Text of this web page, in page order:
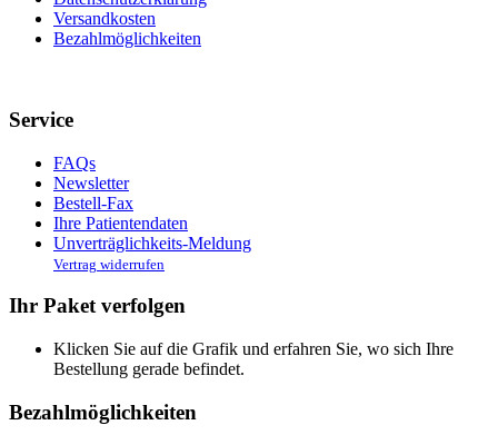
Versandkosten
Bezahlmöglichkeiten
Service
FAQs
Newsletter
Bestell-Fax
Ihre Patientendaten
Unverträglichkeits-Meldung
Vertrag widerrufen
Ihr Paket verfolgen
Klicken Sie auf die Grafik und erfahren Sie, wo sich Ihre
Bestellung gerade befindet.
Bezahlmöglichkeiten